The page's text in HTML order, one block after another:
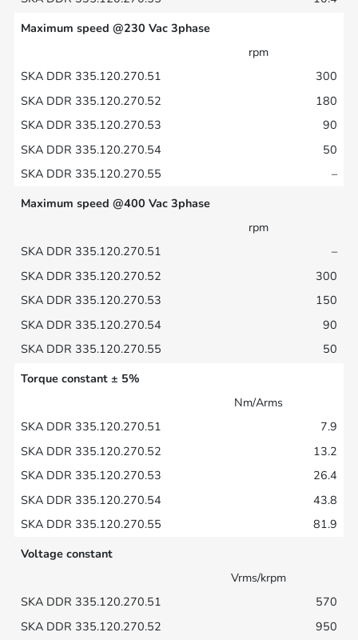
Maximum speed @230 Vac 3phase
rpm
300
180
90
50
–
Maximum speed @400 Vac 3phase
rpm
–
300
150
90
50
Torque constant ± 5%
Nm/Arms
7.9
13.2
26.4
43.8
81.9
Voltage constant
Vrms/krpm
570
950